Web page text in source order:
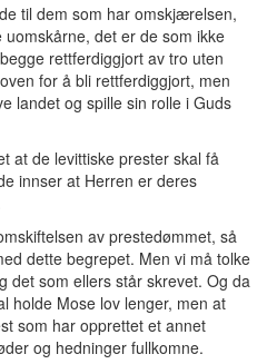
til dem som har omskjærelsen,
det er de som ikke
rettferdiggjort av tro uten
for å bli rettferdiggjort, men
landet og spille sin rolle i Guds
at de levittiske prester skal få
innser at Herren er deres
av prestedømmet, så
dette begrepet. Men vi må tolke
det som ellers står skrevet. Og da
holde Mose lov lenger, men at
som har opprettet et annet
og hedninger fullkomne.